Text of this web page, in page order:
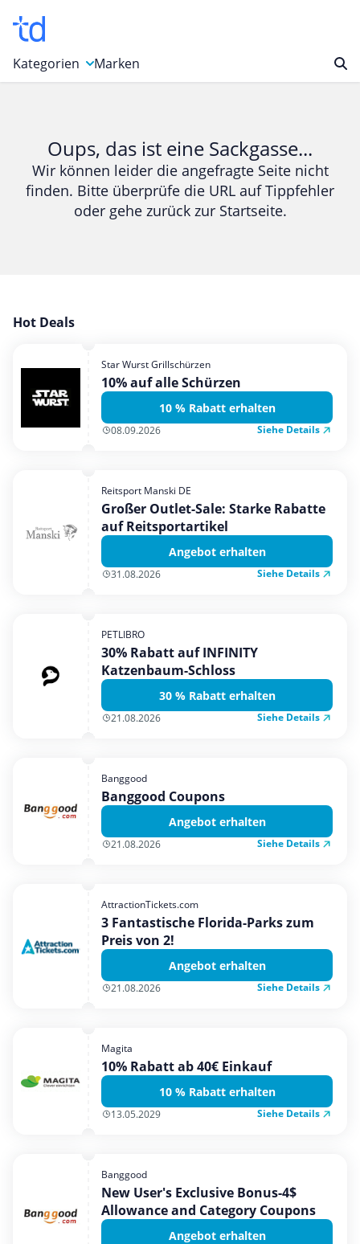
Kategorien
Bücher & Magazine
Computer & Elektronik
Entertainment & Media
Garten, Haushalt & Tiere
Mobilfunk & Internet
Mode & Accessoires
Shopping
Urlaub & Reise
Marken
Oups, das ist eine Sackgasse...
Wir können leider die angefragte Seite nicht
finden. Bitte überprüfe die URL auf Tippfehler
oder gehe zurück zur Startseite.
Hot Deals
Star Wurst Grillschürzen
10% auf alle Schürzen
10 % Rabatt erhalten
08.09.2026 Siehe Details
Reitsport Manski DE
Großer Outlet-Sale: Starke Rabatte
auf Reitsportartikel
Angebot erhalten
31.08.2026 Siehe Details
PETLIBRO
30% Rabatt auf INFINITY
Katzenbaum-Schloss
30 % Rabatt erhalten
21.08.2026 Siehe Details
Banggood
Banggood Coupons
Angebot erhalten
21.08.2026 Siehe Details
AttractionTickets.com
3 Fantastische Florida-Parks zum
Preis von 2!
Angebot erhalten
21.08.2026 Siehe Details
Magita
10% Rabatt ab 40€ Einkauf
10 % Rabatt erhalten
13.05.2029 Siehe Details
Banggood
New User's Exclusive Bonus-4$
Allowance and Category Coupons
Angebot erhalten